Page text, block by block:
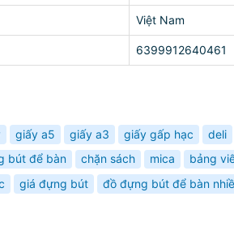
Việt Nam
6399912640461
giấy a5 giấy a3 giấy gấp hạc deli
bút để bàn chặn sách mica bảng
giá đựng bút đồ đựng bút để bàn